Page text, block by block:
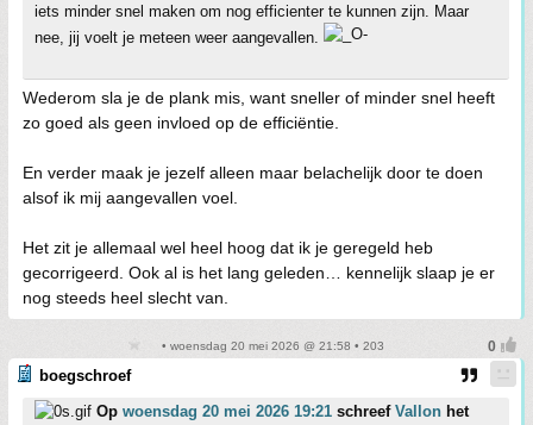
iets minder snel maken om nog efficienter te kunnen zijn. Maar
nee, jij voelt je meteen weer aangevallen.
Wederom sla je de plank mis, want sneller of minder snel heeft
zo goed als geen invloed op de efficiëntie.
En verder maak je jezelf alleen maar belachelijk door te doen
alsof ik mij aangevallen voel.
Het zit je allemaal wel heel hoog dat ik je geregeld heb
gecorrigeerd. Ook al is het lang geleden… kennelijk slaap je er
nog steeds heel slecht van.
• woensdag 20 mei 2026 @ 21:58 • 203
boegschroef
Op woensdag 20 mei 2026 19:21 schreef Vallon het